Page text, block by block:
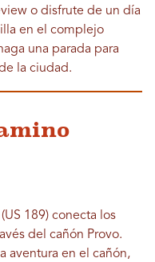
o disfrute de un día
en el complejo
una parada para
la ciudad.
189) conecta los
del cañón Provo.
aventura en el cañón,